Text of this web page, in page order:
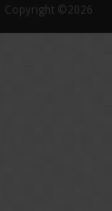
| Copyright ©2026